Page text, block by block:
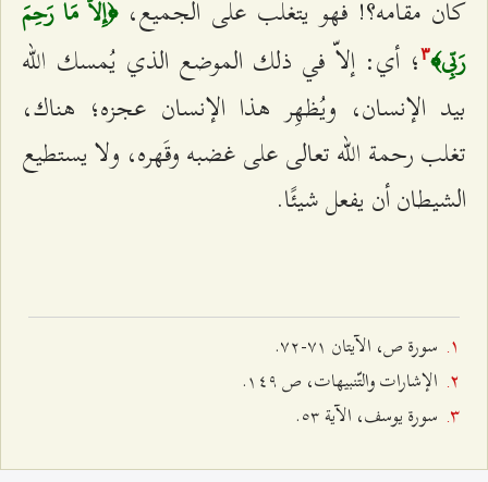
كان مقامه؟! فهو يتغلّب على الجميع،﴿إِلاّ مَا رَحِمَ
رَبِّي﴾٣؛ أي: إلاّ في ذلك الموضع الذي يُمسك الله
بيد الإنسان، ويُظهِر هذا الإنسان عجزه؛ هناك،
تغلب رحمة الله تعالى على غضبه وقَهره، ولا يستطيع
الشيطان أن يفعل شيئًا.
سورة ص، الآيتان ۷۱-۷٢.
الإشارات والتّنبيهات، ص ۱٤٩.
سورة يوسف، الآية ٥٣.